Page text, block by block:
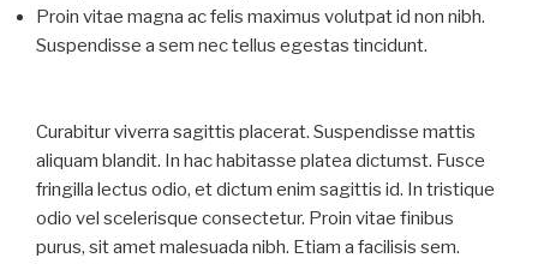
Proin vitae magna ac felis maximus volutpat id non nibh.
Suspendisse a sem nec tellus egestas tincidunt.
Curabitur viverra sagittis placerat. Suspendisse mattis
aliquam blandit. In hac habitasse platea dictumst. Fusce
fringilla lectus odio, et dictum enim sagittis id. In tristique
odio vel scelerisque consectetur. Proin vitae finibus
purus, sit amet malesuada nibh. Etiam a facilisis sem.